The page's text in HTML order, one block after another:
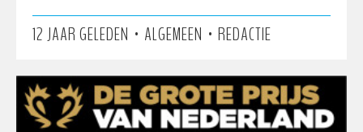
12 JAAR GELEDEN • ALGEMEEN • REDACTIE